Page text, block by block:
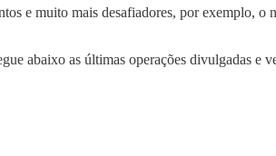
e muito mais desafiadores, por exemplo, o
abaixo as últimas operações divulgadas e